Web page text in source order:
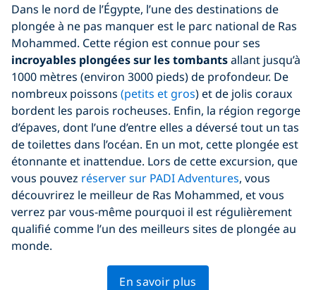
Dans le nord de l’Égypte, l’une des destinations de
plongée à ne pas manquer est le parc national de Ras
Mohammed. Cette région est connue pour ses
incroyables plongées sur les tombantsallant jusqu’à
1000 mètres (environ 3000 pieds) de profondeur. De
nombreux poissons (petits et gros) et de jolis coraux
bordent les parois rocheuses. Enfin, la région regorge
d’épaves, dont l’une d’entre elles a déversé tout un tas
de toilettes dans l’océan. En un mot, cette plongée est
étonnante et inattendue. Lors de cette excursion, que
vous pouvez réserver sur PADI Adventures, vous
découvrirez le meilleur de Ras Mohammed, et vous
verrez par vous-même pourquoi il est régulièrement
qualifié comme l’un des meilleurs sites de plongée au
monde.
En savoir plus